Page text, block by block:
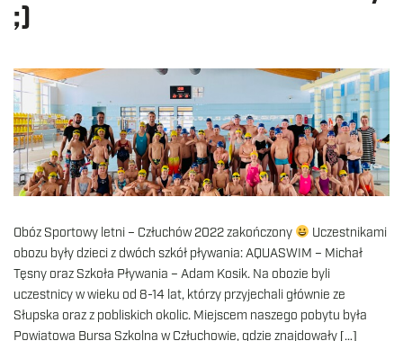
;)
Obóz Sportowy letni – Człuchów 2022 zakończony
Uczestnikami
obozu były dzieci z dwóch szkół pływania: AQUASWIM – Michał
Tęsny oraz Szkoła Pływania – Adam Kosik. Na obozie byli
uczestnicy w wieku od 8-14 lat, którzy przyjechali głównie ze
Słupska oraz z pobliskich okolic. Miejscem naszego pobytu była
Powiatowa Bursa Szkolna w Człuchowie, gdzie znajdowały […]